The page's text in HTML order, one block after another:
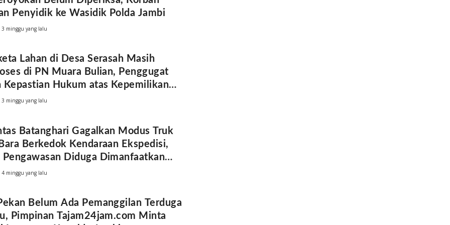
Penyidik ke Wasidik Polda Jambi
3 minggu yang lalu
Lahan di Desa Serasah Masih
di PN Muara Bulian, Penggugat
Kepastian Hukum atas Kepemilikan
Tanah
3 minggu yang lalu
Batanghari Gagalkan Modus Truk
Berkedok Kendaraan Ekspedisi,
Pengawasan Diduga Dimanfaatkan
4 minggu yang lalu
Belum Ada Pemanggilan Terduga
Pimpinan Tajam24jam.com Minta